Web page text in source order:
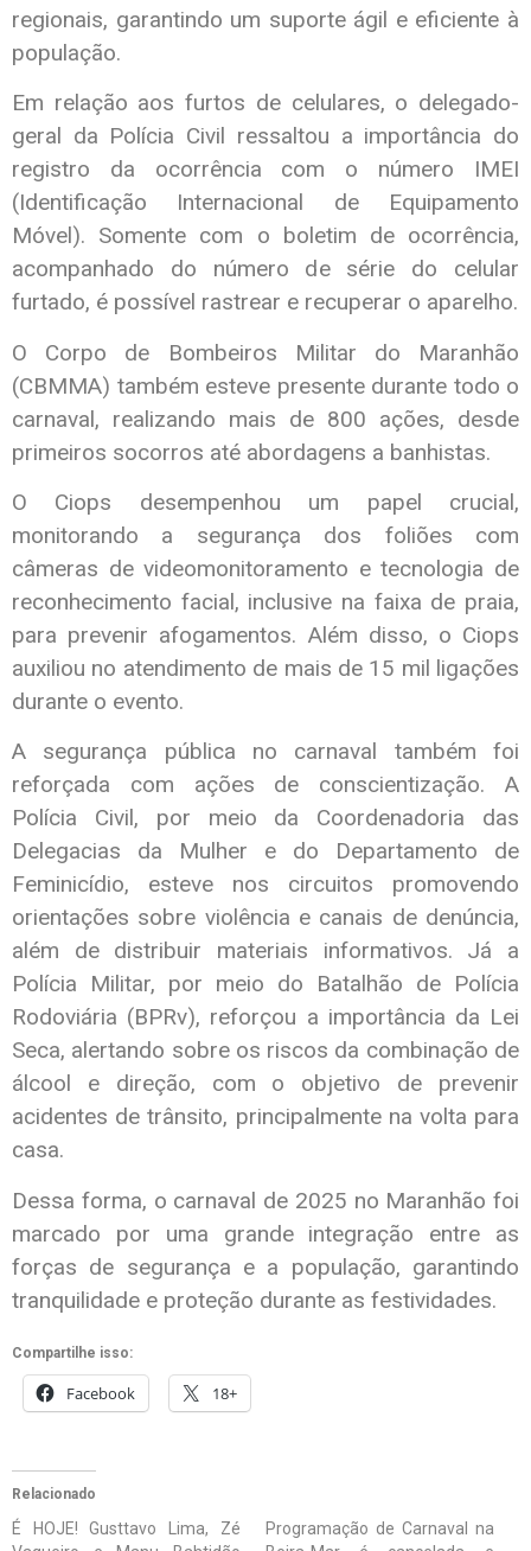
regionais, garantindo um suporte ágil e eficiente à
população.
Em relação aos furtos de celulares, o delegado-
geral da Polícia Civil ressaltou a importância do
registro da ocorrência com o número IMEI
(Identificação Internacional de Equipamento
Móvel). Somente com o boletim de ocorrência,
acompanhado do número de série do celular
furtado, é possível rastrear e recuperar o aparelho.
O Corpo de Bombeiros Militar do Maranhão
(CBMMA) também esteve presente durante todo o
carnaval, realizando mais de 800 ações, desde
primeiros socorros até abordagens a banhistas.
O Ciops desempenhou um papel crucial,
monitorando a segurança dos foliões com
câmeras de videomonitoramento e tecnologia de
reconhecimento facial, inclusive na faixa de praia,
para prevenir afogamentos. Além disso, o Ciops
auxiliou no atendimento de mais de 15 mil ligações
durante o evento.
A segurança pública no carnaval também foi
reforçada com ações de conscientização. A
Polícia Civil, por meio da Coordenadoria das
Delegacias da Mulher e do Departamento de
Feminicídio, esteve nos circuitos promovendo
orientações sobre violência e canais de denúncia,
além de distribuir materiais informativos. Já a
Polícia Militar, por meio do Batalhão de Polícia
Rodoviária (BPRv), reforçou a importância da Lei
Seca, alertando sobre os riscos da combinação de
álcool e direção, com o objetivo de prevenir
acidentes de trânsito, principalmente na volta para
casa.
Dessa forma, o carnaval de 2025 no Maranhão foi
marcado por uma grande integração entre as
forças de segurança e a população, garantindo
tranquilidade e proteção durante as festividades.
Compartilhe isso:
Facebook 18+
Relacionado
É HOJE! Gusttavo Lima, Zé
Programação de Carnaval na